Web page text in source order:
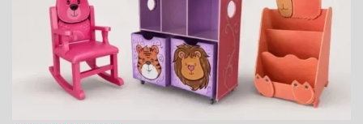
elaborados por la Dirección Industrial del Servicio
Penitenciario de Salta.